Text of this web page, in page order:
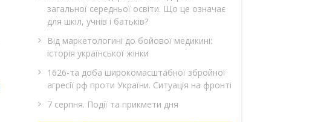
загальної середньої освіти. Що це означає
для шкіл, учнів і батьків?
Від маркетологині до бойової медикині:
історія української жінки
1626-та доба широкомасштабної збройної
агресії рф проти України. Ситуація на фронті
7 серпня. Події та прикмети дня